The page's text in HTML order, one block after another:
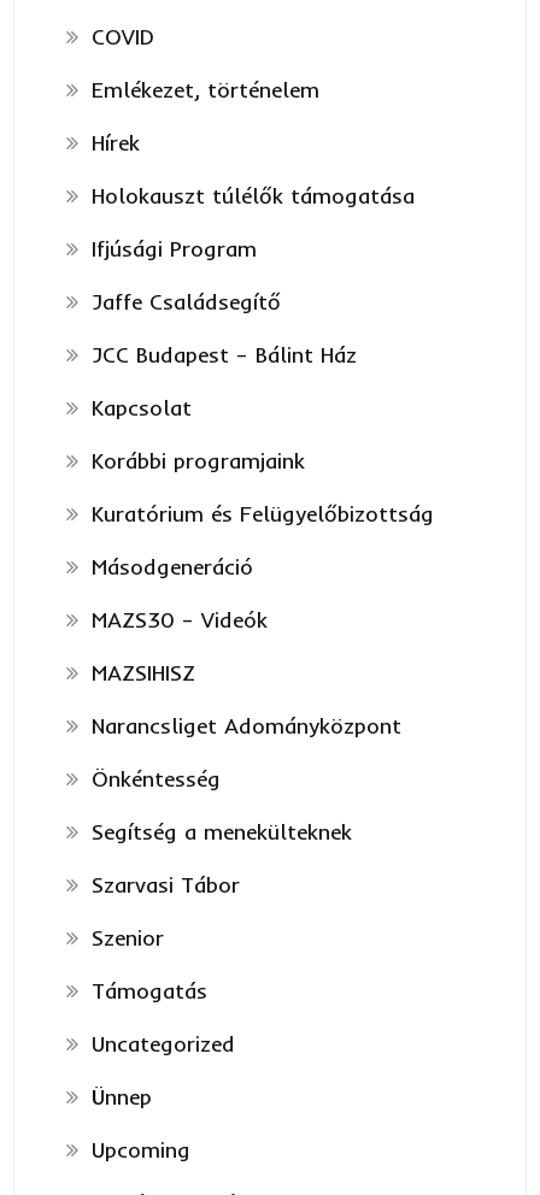
COVID
Emlékezet, történelem
Hírek
Holokauszt túlélők támogatása
Ifjúsági Program
Jaffe Családsegítő
JCC Budapest – Bálint Ház
Kapcsolat
Korábbi programjaink
Kuratórium és Felügyelőbizottság
Másodgeneráció
MAZS30 – Videók
MAZSIHISZ
Narancsliget Adományközpont
Önkéntesség
Segítség a menekülteknek
Szarvasi Tábor
Szenior
Támogatás
Uncategorized
Ünnep
Upcoming